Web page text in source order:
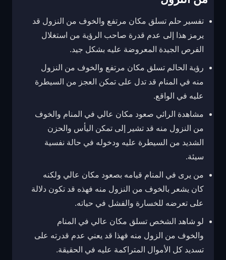
تفسير حلم تسلق مكان مرتفع والخوف من النزول قد
يرمز هذا إلى عدم قدرة صاحب الرؤية من استغلال
الفرص الجيدة المعروضة عليه بشكل جيد.
رؤية الحالم تسلق مكان مرتفع والخوف من النزول
منه في المنام قد تدل على تمكن العجز من السيطرة
عليه في الواقع.
مشاهدة الرائي صعود مكان عالي في المنام والخوف
من النزول منه قد تشير إلى تمكن اليأس والحزن
الشديد من السيطرة عليه ودخوله في حالة نفسية
سيئة.
من يرى في المنام قيامه بصعود مكان عالي ولكنه
كان يشعر بالخوف من النزول منه فهذه قد تكون دلالة
على تعرضه للخسارة والفشل في حياته.
لو شاهد الشخص تسلق مكان عالي في المنام
والخوف من الزول منه فهذا قد يعني عدم قدرته على
تسديد كل الأموال المتراكمة عليه في الحقيقة.